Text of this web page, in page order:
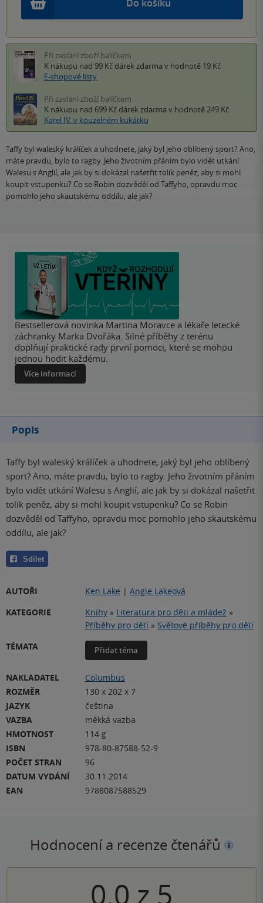
Do košíku
Při zaslání zboží balíčkem
K nákupu nad 99 Kč dárek zdarma v hodnotě 19 Kč
E-shopové listy
Při zaslání zboží balíčkem
K nákupu nad 699 Kč dárek zdarma v hodnotě 249 Kč
Karel IV. v kouzelném kukátku
Taffy byl waleský králíček a uhodnete, jaký byl jeho oblíbený sport? Ano,
máte pravdu, bylo to ragby. Jeho životním přáním bylo vidět utkání
Walesu s Anglií, ale jak by si dokázal našetřit tolik peněz, aby si mohl
koupit vstupenku? Co se Robin dozvěděl od Taffyho, opravdu moc
pomohlo jeho skautskému oddílu, ale jak?
Bestsellerová novinka Martina Moravce a lékaře letecké
záchranky Marka Dvořáka. Silné příběhy z terénu
doplňují praktické rady první pomoci, které se mohou
jednou hodit každému.
Více informací
Popis
Taffy byl waleský králíček a uhodnete, jaký byl jeho oblíbený
sport? Ano, máte pravdu, bylo to ragby. Jeho životním přáním
bylo vidět utkání Walesu s Anglií, ale jak by si dokázal našetřit
tolik peněz, aby si mohl koupit vstupenku? Co se Robin
dozvěděl od Taffyho, opravdu moc pomohlo jeho skautskému
oddílu, ale jak?
Sdílet
AUTOŘI Ken Lake | Angie Lakeová
KATEGORIE
Knihy » Literatura pro děti a mládež »
Příběhy pro děti » Světové příběhy pro děti
TÉMATA
Přidat téma
NAKLADATEL
Columbus
ROZMĚR
130 x 202 x 7
JAZYK
čeština
VAZBA
měkká vazba
HMOTNOST
114 g
ISBN
978-80-87588-52-9
POČET STRAN
96
DATUM VYDÁNÍ
30.11.2014
EAN
9788087588529
Hodnocení a recenze čtenářů
0.0 z 5